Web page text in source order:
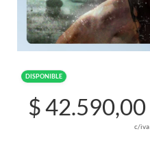
DISPONIBLE
$ 42.590,00
c/iva